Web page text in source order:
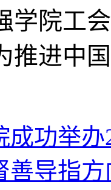
学院工
推进中
成功举
善导指